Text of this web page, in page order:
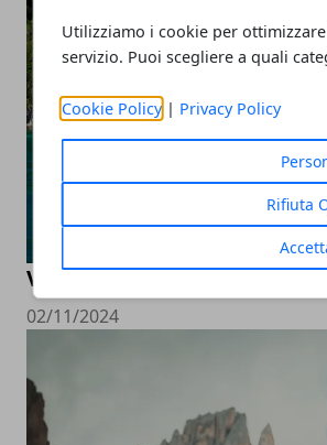
Utilizziamo i cookie per
servizio. Puoi scegliere a quali
Cookie Policy| Privacy Policy
Rifiuta
Vantaggi di una vacanza
02/11/2024